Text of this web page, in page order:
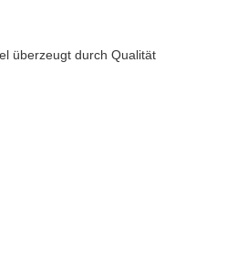
überzeugt durch Qualität